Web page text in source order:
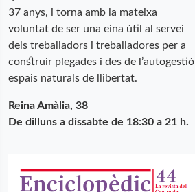
37 anys, i torna amb la mateixa
voluntat de ser una eina útil al servei
dels treballadors i treballadores per a
construir plegades i des de l’autogestió
espais naturals de llibertat.
Reina Amàlia, 38
De dilluns a dissabte de 18:30 a 21 h.